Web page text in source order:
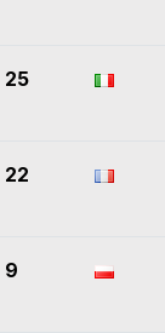
25
22
9